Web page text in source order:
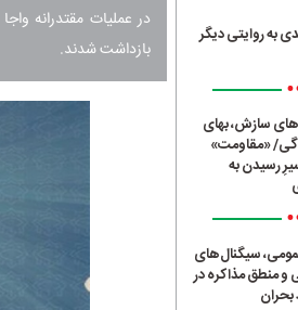
به روایتی دیگر
سازش، بهای
«مقاومت»
رسیدن به
سیگنال‌های
منطق مذاکره در
بازداشت شدند.